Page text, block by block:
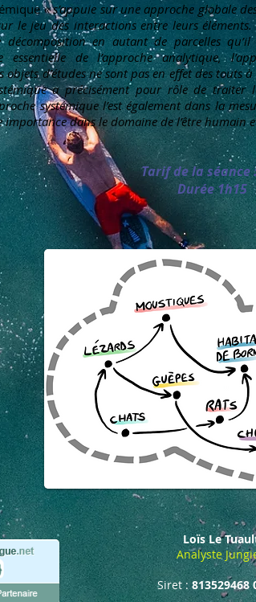
« s’appuie sur une approche globale
le jeu des interactions entre leurs
décomposition en autant de parcelles
essentielle de l’approche analytique,
objets d’études ne sont pas en effet des touts
a précisément pour rôle de
systémique l’est également dans la
dans le domaine de l’être humain
Tarif de la séance
Durée 1h15
Loïs Le
Analyste
Siret :813529468